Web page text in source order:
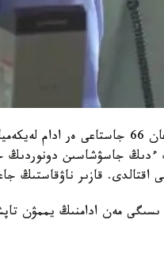
كاليفورنياداعى مەديتسينا ورتالىعىندا ەم
جاسۋشاسىن دونوردىڭ
قازىر ناۋقاستىڭ